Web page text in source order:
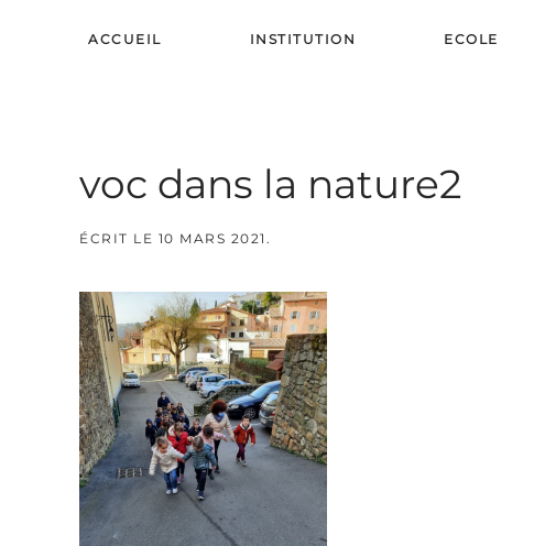
ACCUEIL INSTITUTION ECOLE
voc dans la nature2
ÉCRIT LE 10 MARS 2021 .